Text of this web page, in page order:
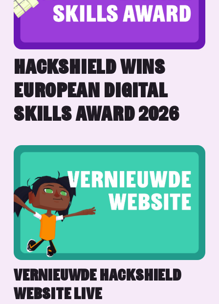
HACKSHIELD WINS
EUROPEAN DIGITAL
SKILLS AWARD 2026
VERNIEUWDE HACKSHIELD
WEBSITE LIVE